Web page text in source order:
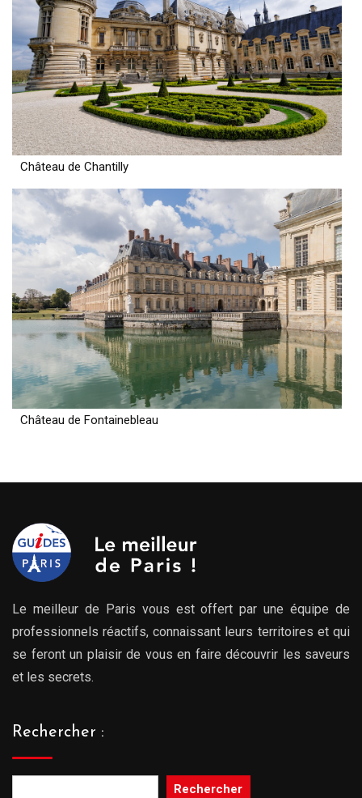
Château de Chantilly
Château de Fontainebleau
Le meilleur de Paris vous est offert par une équipe de
professionnels réactifs, connaissant leurs territoires et qui
se feront un plaisir de vous en faire découvrir les saveurs
et les secrets.
Rechercher :
Rechercher